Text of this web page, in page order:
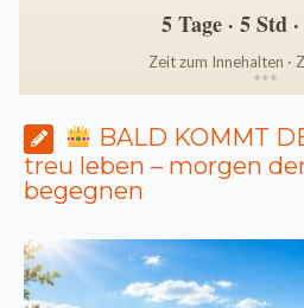
5 Tage · 5 Std
Zeit zum Innehalten ·
***
BALD KOMMT
treu leben – morgen
begegnen